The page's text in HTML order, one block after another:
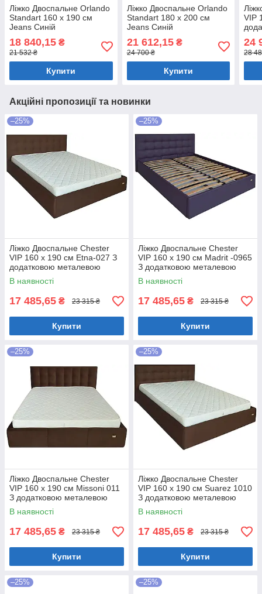
Ліжко Двоспальне Orlando
Standart 160 х 190 см
Jeans Синій
18 840,15 ₴
21 532 ₴
Купити
Ліжко Двоспальне Orlando
Standart 180 х 200 см
Jeans Синій
21 612,15₴
24 700 ₴
Купити
VIP
24
28
Акційні пропозиції та новинки
–25%
Ліжко Двоспальне Chester
VIP 160 х 190 см Etna-027 З
додатковою металевою
цільнозварною рамою
Коричневий
В наявності
17 485,65 ₴ 23 315 ₴
Купити
–25%
Ліжко Двоспальне Chester
VIP 160 х 190 см Madrit -0965
З додатковою металевою
цільнозварною рамою
Фіолетовий
В наявності
17 485,65 ₴ 23 315 ₴
Купити
–25%
Ліжко Двоспальне Chester
VIP 160 х 190 см Missoni 011
З додатковою металевою
цільнозварною рамою
Темно-коричневий
В наявності
17 485,65 ₴ 23 315 ₴
Купити
–25%
Ліжко Двоспальне Chester
VIP 160 х 190 см Suarez 1010
З додатковою металевою
цільнозварною рамою
Коричневий
В наявності
17 485,65 ₴ 23 315 ₴
Купити
–25% –25%